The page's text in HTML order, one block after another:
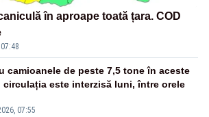
în aproape toată țara. COD
07:55
camioanele de peste 7,5 tone în aceste
circulația este interzisă luni, între orele